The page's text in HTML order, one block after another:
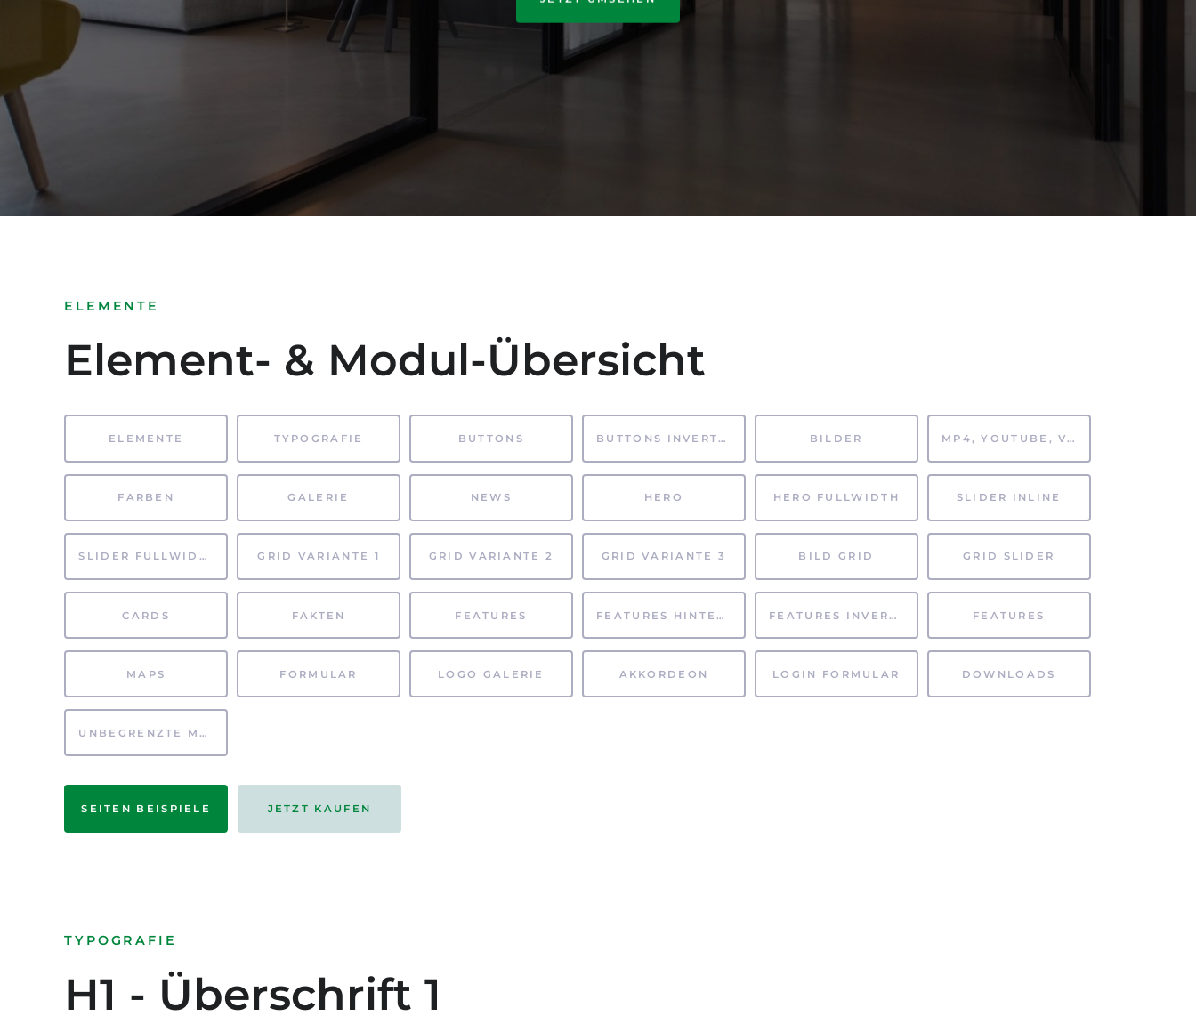
ELEMENTE
Element- & Modul-Übersicht
ELEMENTE TYPOGRAFIE BUTTONS BUTTONS INVERTIERT BILDER MP4, YOUTUBE, VIMEO
FARBEN GALERIE NEWS HERO HERO FULLWIDTH SLIDER INLINE
SLIDER FULLWIDTH GRID VARIANTE 1 GRID VARIANTE 2 GRID VARIANTE 3 BILD GRID GRID SLIDER
CARDS FAKTEN FEATURES FEATURES HINTERGRUND FEATURES INVERTIERT FEATURES
MAPS FORMULAR LOGO GALERIE AKKORDEON LOGIN FORMULAR DOWNLOADS
UNBEGRENZTE MÖGLICHKEITEN
SEITEN BEISPIELE JETZT KAUFEN
TYPOGRAFIE
H1 - Überschrift 1